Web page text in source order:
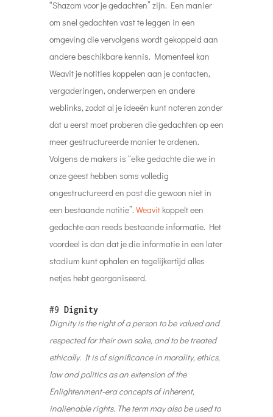
“Shazam voor je gedachten” zijn. Een manier
om snel gedachten vast te leggen in een
omgeving die vervolgens wordt gekoppeld aan
andere beschikbare kennis. Momenteel kan
Weavit je notities koppelen aan je contacten,
vergaderingen, onderwerpen en andere
weblinks, zodat al je ideeën kunt noteren zonder
dat u eerst moet proberen die gedachten op een
meer gestructureerde manier te ordenen.
Volgens de makers is “elke gedachte die we in
onze geest hebben soms volledig
ongestructureerd en past die gewoon niet in
een bestaande notitie”. Weavitkoppelt een
gedachte aan reeds bestaande informatie. Het
voordeel is dan dat je die informatie in een later
stadium kunt ophalen en tegelijkertijd alles
netjes hebt georganiseerd.
#9 Dignity
Dignity is the right of a person to be valued and
respected for their own sake, and to be treated
ethically. It is of significance in morality, ethics,
law and politics as an extension of the
Enlightenment-era concepts of inherent,
inalienable rights. The term may also be used to